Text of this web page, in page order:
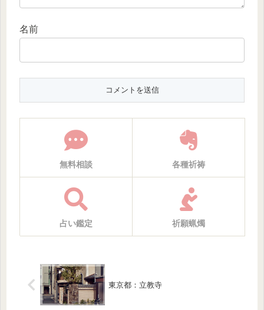
名前
無料相談 各種祈祷
占い鑑定 祈願蝋燭
東京都：立教寺